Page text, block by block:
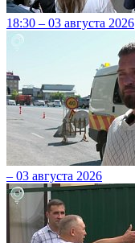
18:30 – 03 августа 2026
– 03 августа 2026